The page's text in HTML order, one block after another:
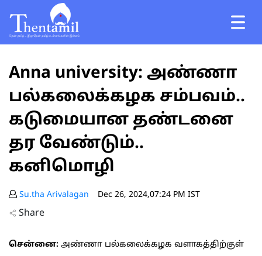
Anna university: அண்ணா
பல்கலைக்கழக சம்பவம்..
கடுமையான தண்டனை
தர வேண்டும்..
கனிமொழி
Su.tha Arivalagan Dec 26, 2024,07:24 PM IST
Share
சென்னை: அண்ணா பல்கலைக்கழக வளாகத்திற்குள்